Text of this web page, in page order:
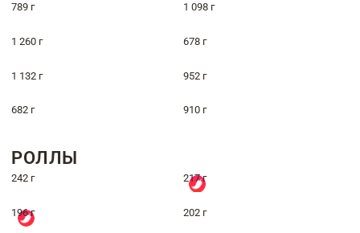
789 г 1 098 г
1 260 г 678 г
1 132 г 952 г
682 г 910 г
РОЛЛЫ
242 г 217 г
196 г 202 г